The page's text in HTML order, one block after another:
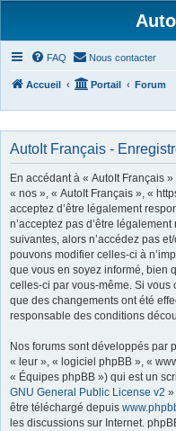
FAQ Nous contacter
Accueil Portail Forum
AutoIt Français -
En accédant à « AutoIt Français
« nos », « AutoIt Français », «
acceptez d’être légalement
n’acceptez pas d’être
suivantes, alors n’accédez pas
pouvons modifier celles-ci à
que vous en soyez informé, bien
celles-ci par vous-même. Si vous
que des changements ont été
responsable des conditions
Nos forums sont développés par
« leur », « logiciel phpBB », «
« Équipes phpBB ») qui est un
GNU General Public License v2 »
être téléchargé depuis
les discussions sur Internet.